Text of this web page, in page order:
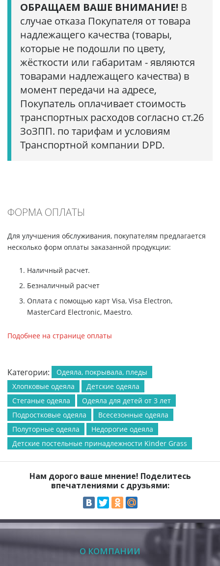
ОБРАЩАЕМ ВАШЕ ВНИМАНИЕ! В
случае отказа Покупателя от товара
надлежащего качества (товары,
которые не подошли по цвету,
жёсткости или габаритам - являются
товарами надлежащего качества) в
момент передачи на адресе,
Покупатель оплачивает стоимость
транспортных расходов согласно ст.26
ЗоЗПП. по тарифам и условиям
Транспортной компании DPD.
ФОРМА ОПЛАТЫ
Для улучшения обслуживания, покупателям предлагается
несколько форм оплаты заказанной продукции:
Наличный расчет.
Безналичный расчет
Оплата с помощью карт Visa, Visa Electron,
MasterCard Electronic, Maestro.
Подобнее на странице оплаты
Категории:
Одеяла, покрывала, пледы
Хлопковые одеяла
Детские одеяла
Стеганые одеяла
Одеяла для детей от 3 лет
Подростковые одеяла
Всесезонные одеяла
Полуторные одеяла
Недорогие одеяла
Детские постельные принадлежности Kinder Grass
Нам дорого ваше мнение! Поделитесь
впечатлениями с друзьями:
О КОМПАНИИ